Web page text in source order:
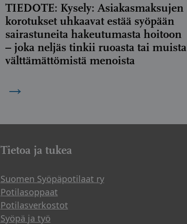
TIEDOTE: Kysely: Asiakasmaksujen
korotukset uhkaavat estää syöpään
sairastuneita hakeutumasta hoitoon
– joka neljäs tinkii ruoasta tai muista
välttämättömistä menoista
→
Tietoa ja tukea
Suomen Syöpäpotilaat ry
Potilasoppaat
Potilasverkostot
Syöpä ja työ